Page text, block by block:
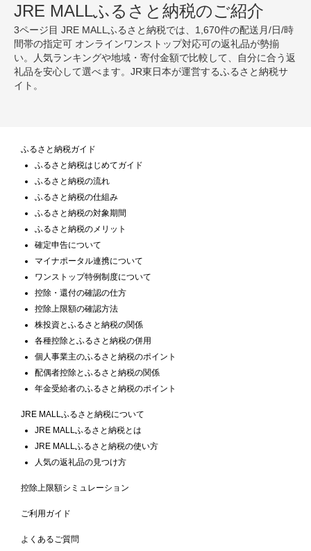
JRE MALLふるさと納税のご紹介
3ページ目 JRE MALLふるさと納税では、1,670件の配送月/日/時
間帯の指定可 オンラインワンストップ対応可の返礼品が勢揃
い。人気ランキングや地域・寄付金額で比較して、自分に合う返
礼品を安心して選べます。JR東日本が運営するふるさと納税サ
イト。
ふるさと納税ガイド
ふるさと納税はじめてガイド
ふるさと納税の流れ
ふるさと納税の仕組み
ふるさと納税の対象期間
ふるさと納税のメリット
確定申告について
マイナポータル連携について
ワンストップ特例制度について
控除・還付の確認の仕方
控除上限額の確認方法
株投資とふるさと納税の関係
各種控除とふるさと納税の併用
個人事業主のふるさと納税のポイント
配偶者控除とふるさと納税の関係
年金受給者のふるさと納税のポイント
JRE MALLふるさと納税について
JRE MALLふるさと納税とは
JRE MALLふるさと納税の使い方
人気の返礼品の見つけ方
控除上限額シミュレーション
ご利用ガイド
よくあるご質問